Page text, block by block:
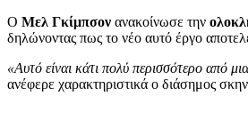
Ο Μελ Γκίμπσον ανακοίνωσε την
δηλώνοντας πως το νέο αυτό έργο
«Αυτό είναι κάτι πολύ περισσότερο από
ανέφερε χαρακτηριστικά ο διάσημος